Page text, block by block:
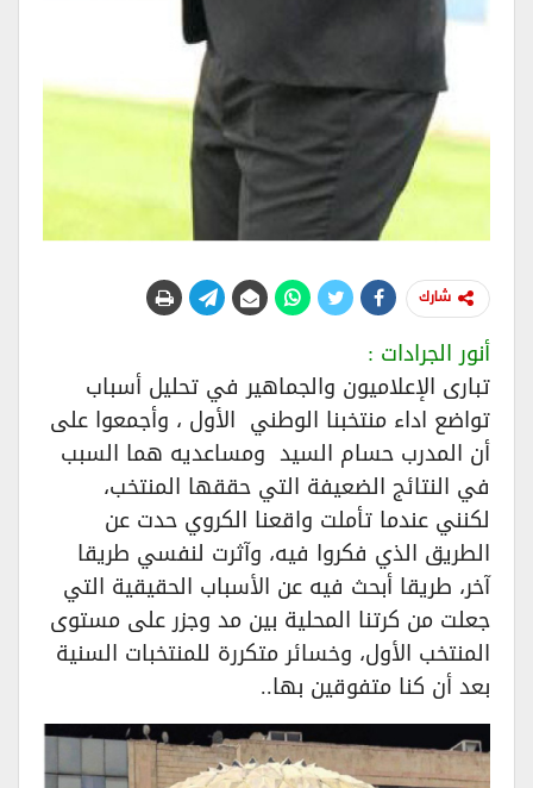
شارك
أنور الجرادات :
تبارى الإعلاميون والجماهير في تحليل أسباب
تواضع اداء منتخبنا الوطني الأول ، وأجمعوا على
أن المدرب حسام السيد ومساعديه هما السبب
في النتائج الضعيفة التي حققها المنتخب،
لكنني عندما تأملت واقعنا الكروي حدت عن
الطريق الذي فكروا فيه، وآثرت لنفسي طريقا
آخر، طريقا أبحث فيه عن الأسباب الحقيقية التي
جعلت من كرتنا المحلية بين مد وجزر على مستوى
المنتخب الأول، وخسائر متكررة للمنتخبات السنية
بعد أن كنا متفوقين بها..